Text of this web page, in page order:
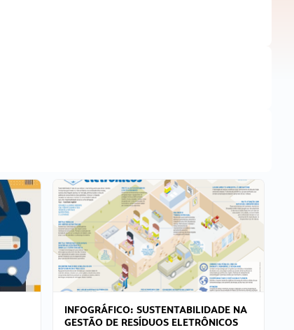
INFOGRÁFICO: SUSTENTABILIDADE NA
GESTÃO DE RESÍDUOS ELETRÔNICOS